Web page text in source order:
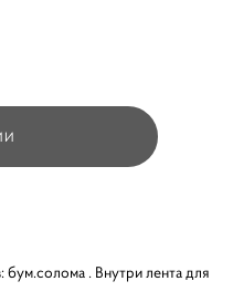
. Внутри лента для